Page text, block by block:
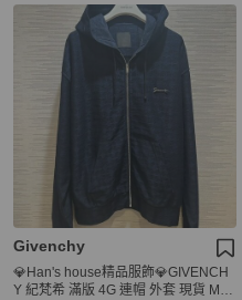
Givenchy
💎Han's house精品服飾💎GIVENCH
Y 紀梵希 滿版 4G 連帽 外套 現貨 M